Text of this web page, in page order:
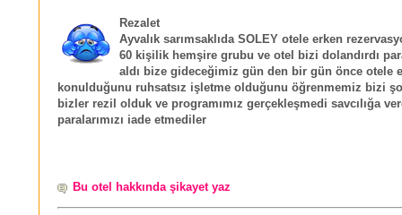
Rezalet
Ayvalık sarımsaklıda SOLEY otele erken
60 kişilik hemşire grubu ve otel bizi dolandırdı
aldı bize gideceğimiz gün den bir gün önce otele
konulduğunu ruhsatsız işletme olduğunu öğrenmemiz bizi
bizler rezil olduk ve programımız gerçekleşmedi savcılığa
paralarımızı iade etmediler
Bu otel hakkında şikayet yaz